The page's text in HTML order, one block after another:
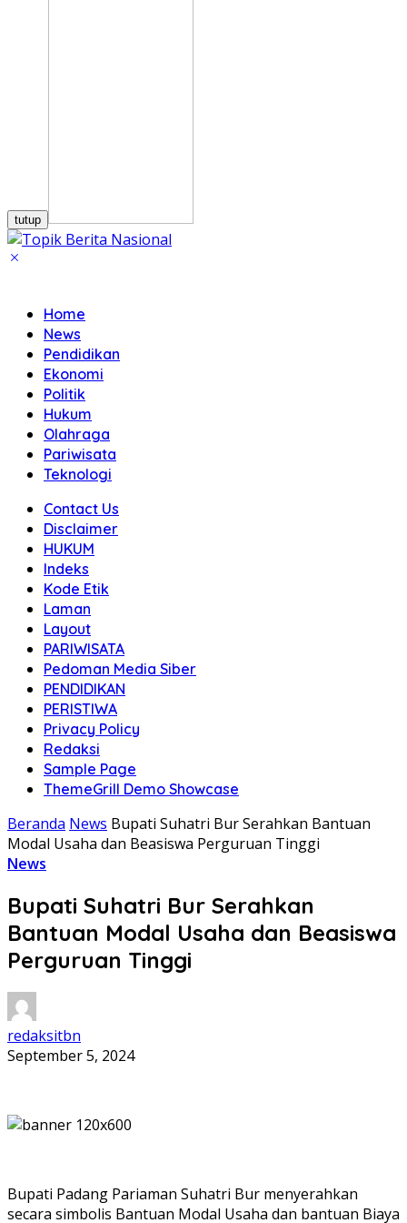
tutup
Home
News
Pendidikan
Ekonomi
Politik
Hukum
Olahraga
Pariwisata
Teknologi
Contact Us
Disclaimer
HUKUM
Indeks
Kode Etik
Laman
Layout
PARIWISATA
Pedoman Media Siber
PENDIDIKAN
PERISTIWA
Privacy Policy
Redaksi
Sample Page
ThemeGrill Demo Showcase
Beranda News Bupati Suhatri Bur Serahkan Bantuan
Modal Usaha dan Beasiswa Perguruan Tinggi
News
Bupati Suhatri Bur Serahkan
Bantuan Modal Usaha dan Beasiswa
Perguruan Tinggi
redaksitbn
September 5, 2024
Bupati Padang Pariaman Suhatri Bur menyerahkan
secara simbolis Bantuan Modal Usaha dan bantuan Biaya